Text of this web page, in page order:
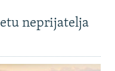
neprijatelja